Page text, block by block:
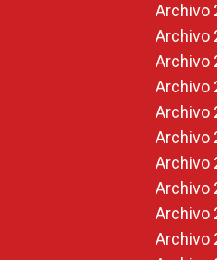
Archivo
Archivo
Archivo
Archivo
Archivo
Archivo
Archivo
Archivo
Archivo
Archivo